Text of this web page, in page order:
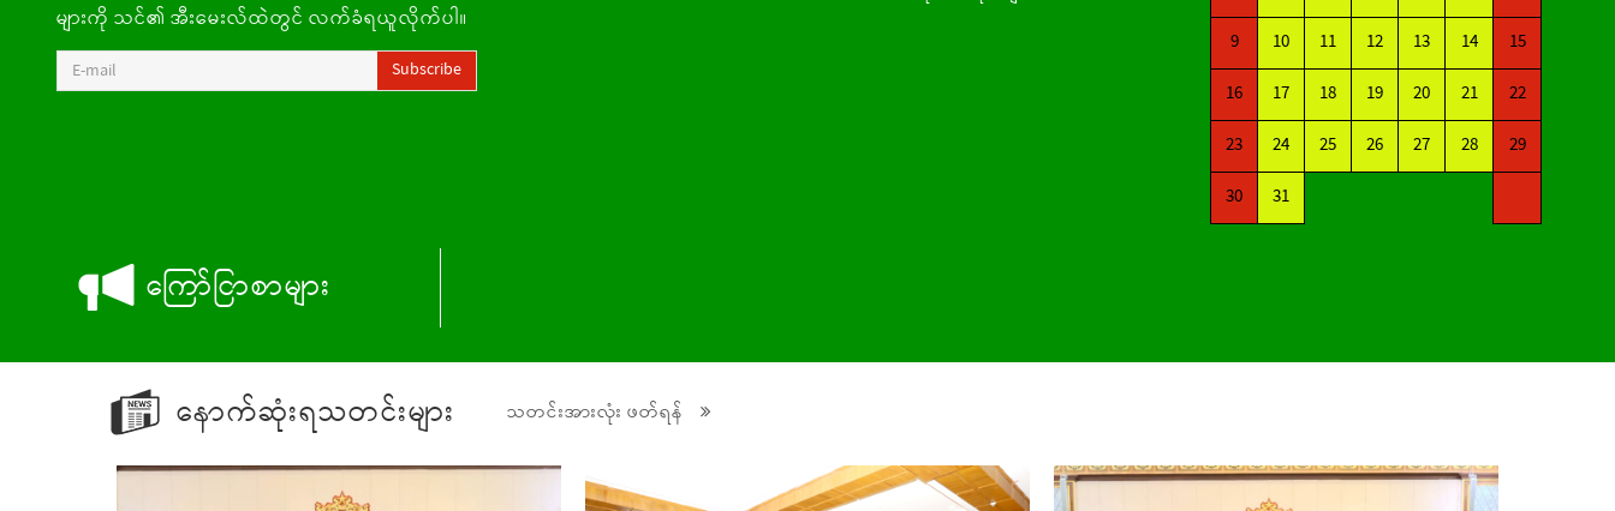
များကို သင်၏ အီးမေးလ်ထဲတွင် လက်ခံရယူလိုက်ပါ။
E-mail Subscribe
9
10 11 12 13 14
15
16
17 18 19 20 21
22
23
24 25 26 27 28
29
30
31
ကြော်ငြာစာများ
နောက်ဆုံးရသတင်းများ သတင်းအားလုံး ဖတ်ရန်